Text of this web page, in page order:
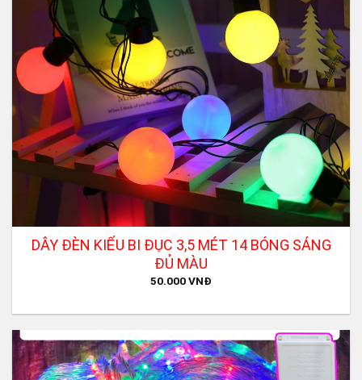
DÂY ĐÈN KIỂU BI ĐỤC 3,5 MÉT 14 BÓNG SÁNG
ĐỦ MÀU
50.000VNĐ